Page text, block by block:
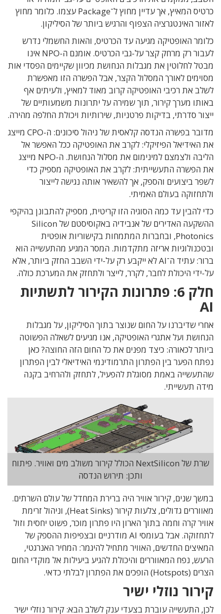
כרטיס המאיץ, אך עדיין מחוץ ל־Package עצמו. כלומר מחוץ
לאזור האינטגרציה הצפוף והרגיש ביותר של הסיליקון.
כלומר האופטיקה מגיעה עד הכרטיס, והאות החשמלי נדרש
לעבור רק מרחק קצר על-גבי הכרטיס. אומנם ה-NPO אינו
מבטל לחלוטין את מגבלות הנחושת מכיוון שקיימים הפסדי אות
מסוימים לאורך המסלול הקצר, אבל הפשרה הזו מאפשרת
לשלב את רכיבי האופטיקה קרוב מאוד למאיץ, ולעיתים אף
באותו מערך קירור, תוך שמירה על יתרונות משמעותיים של
ייצור סדרתי, בדיקות פרטניות, שירותיות ויכולת החלפה מהירה.
מדובר בפשרה הנדסה קלאסית של ניהול סיכונים: ה-CPO מייצג
את האידיאל הפיזיקלי: לקרב את האופטיקה ככל האפשר אל
הליבה ולצמצם למינימום את מסלול הנחושת. ה-NPO מייצג
את הפשרה התעשייתית: לקרב את האופטיקה מספיק כדי
לשפר ביצועים והספק, אך להשאיר אותה נגישה לייצור
ולתחזוקה בעולם האמיתי.
כדי להבין עד כמה הסוגיה הזו קריטית, מספיק להתבונן בהיקפי
ההשקעה האדירים של אנבידיה באקוסיסטם של Silicon
Photonics, ובחברות המתמחות בקישוריות אופטית
ובטכנולוגיות אריזה מתקדמות. המסר המגיע מהתעשייה הוא
ברור: עתיד ה־AIלא ייקבע רק על-ידי השבב החזק ביותר, אלא
על-ידי היכולת לחבר, לקרר, לייצר ולתחזק את המערכת כולה.
חלק 6: פתרונות הקירור לתשתיות
AI
אחרי שדיברנו על החום שנוצר בתוך הסיליקון, על מגבלות
הנחושת ועל אתגרי האופטיקה, אנו מגיעים לשאלה הפשוטה
ביותר לכאורה: כיצד מפנים את כל החום הזה החוצה? כאן
נפתח הפער בין הפתרון התרמודינמי האידיאלי לבין הפתרון
שהתעשייה באמת מסוגלת להפעיל, לתחזק ולהרחיב בקנה
מידה תעשייתי.
שרת של NextSilicon הכולל קירור משולב מים ואוויר. פיתוח
ותכן: תירוש הנדסה
במשך שנים, קירור אוויר היה ברירת המחדל של עולם השרתים.
מאווררים גדולים, צלעות קירור (Heat Sinks),
וניהול זרימת
אוויר קרה וחמה בתוך הארון היו פתרון מוכר, פשוט יחסית וזול
לתחזוקה. אבל בעומסי AI מודרניים ובצפיפות ההספק של
המאיצים החדשים, האוויר מתחיל להיגמר: המחיר האנרגטי,
הרעש, נפח המאווררים והיכולת להגיע ביעילות אל מוקדי החום
הצרים (Hotspots) הופכים את הפתרון לבלתי כדאי.
קירור נוזלי ישיר
לכן, התעשייה עוברת בצעדי ענק לשלב הבא: קירור נוזלי ישיר